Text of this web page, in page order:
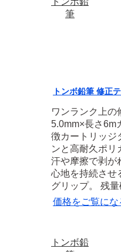
筆
トンボ鉛筆 修正
ワンランク上の
5.0mm×長さ6m
徴カートリッジ
ンと高耐久ポリ
汗や摩擦で剥が
心地を持続させ
グリップ。 残量
価格をご覧にな
トンボ鉛